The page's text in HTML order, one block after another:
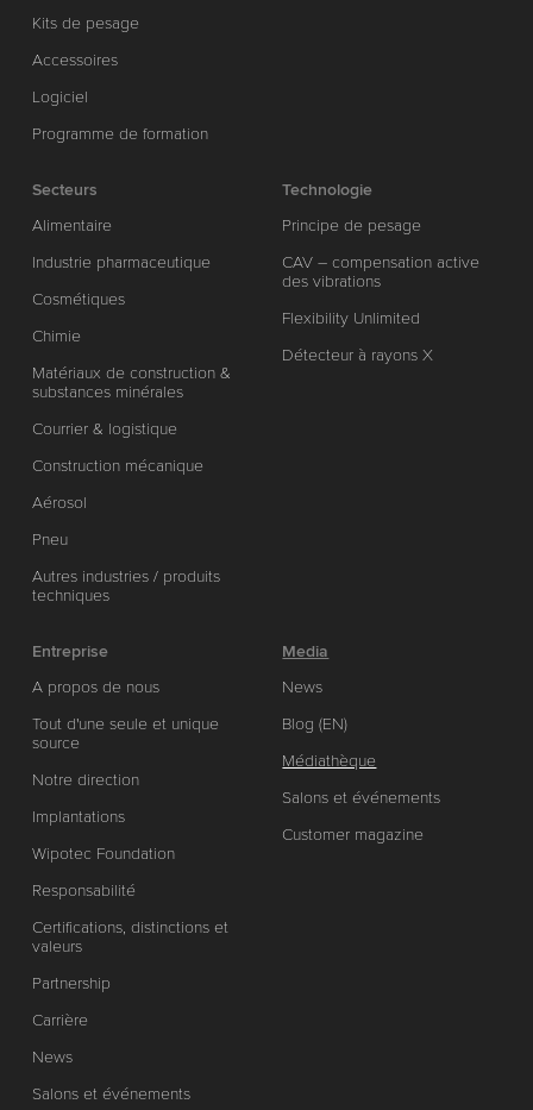
Kits de pesage
Accessoires
Logiciel
Programme de formation
Secteurs
Alimentaire
Industrie pharmaceutique
Cosmétiques
Chimie
Matériaux de construction &
substances minérales
Courrier & logistique
Construction mécanique
Aérosol
Pneu
Autres industries / produits
techniques
Technologie
Principe de pesage
CAV – compensation active
des vibrations
Flexibility Unlimited
Détecteur à rayons X
Entreprise
A propos de nous
Tout d'une seule et unique
source
Notre direction
Implantations
Wipotec Foundation
Responsabilité
Certifications, distinctions et
valeurs
Partnership
Carrière
News
Salons et événements
Media
News
Blog (EN)
Médiathèque
Salons et événements
Customer magazine